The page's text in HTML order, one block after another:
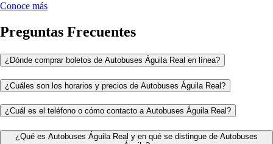
Conoce más
Preguntas Frecuentes
¿Dónde comprar boletos de Autobuses Águila Real en línea?
¿Cuáles son los horarios y precios de Autobuses Águila Real?
¿Cuál es el teléfono o cómo contacto a Autobuses Águila Real?
¿Qué es Autobuses Águila Real y en qué se distingue de Autobuses